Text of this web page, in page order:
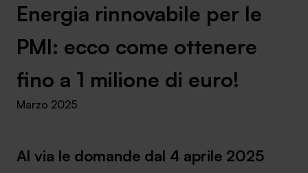
Centro studi
News ed eventi
Chi siamo
Contatti
Energia rinnovabile per le
PMI: ecco come ottenere
fino a 1 milione di euro!
Marzo 2025
Al via le domande dal 4 aprile 2025